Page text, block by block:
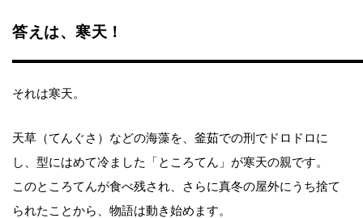
答えは、寒天！
それは寒天。
天草（てんぐさ）などの海藻を、釜茹での刑でドロドロに
し、型にはめて冷ました「ところてん」が寒天の親です。
このところてんが食べ残され、さらに真冬の屋外にうち捨て
られたことから、物語は動き始めます。